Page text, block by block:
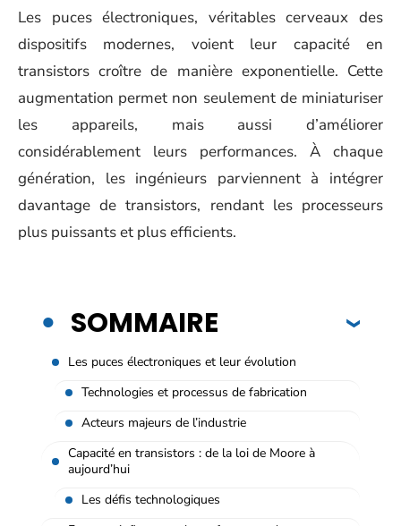
Les puces électroniques, véritables cerveaux des
dispositifs modernes, voient leur capacité en
transistors croître de manière exponentielle. Cette
augmentation permet non seulement de miniaturiser
les appareils, mais aussi d’améliorer
considérablement leurs performances. À chaque
génération, les ingénieurs parviennent à intégrer
davantage de transistors, rendant les processeurs
plus puissants et plus efficients.
SOMMAIRE
Les puces électroniques et leur évolution
Technologies et processus de fabrication
Acteurs majeurs de l’industrie
Capacité en transistors : de la loi de Moore à
aujourd’hui
Les défis technologiques